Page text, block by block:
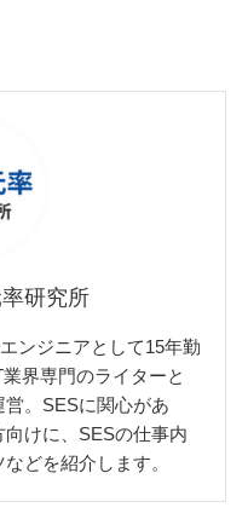
研究所
ンジニアとして15年勤
界専門のライターと
。SESに関心があ
けに、SESの仕事内
どを紹介します。